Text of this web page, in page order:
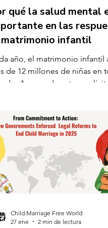
qué la salud mental
en las
infantil
año, el matrimonio infantil
de niñas en todo el
A pesar de estar
precoz y forzado sigue
arraigado en
bien gobiernos,
de la sociedad
sin fines de lucro
medidas significativas
el matrimonio infantil
Child Marriage Free World
27 ene
2 min de lectura